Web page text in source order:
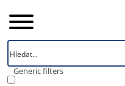
Generic filters